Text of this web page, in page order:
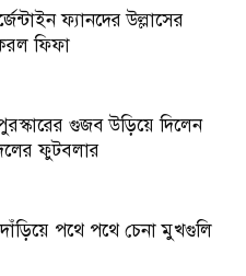
ফ্যানদের উল্লাসের
ফিফা
গুজব উড়িয়ে দিলেন
ফুটবলার
পথে পথে চেনা মুখগুলি